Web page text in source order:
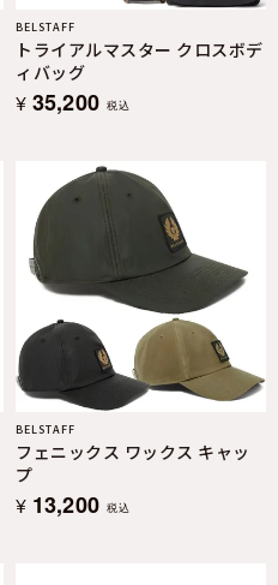
BELSTAFF
トライアルマスター クロスボデ
ィバッグ
¥ 35,200 税込
BELSTAFF
フェニックス ワックス キャッ
プ
¥ 13,200 税込